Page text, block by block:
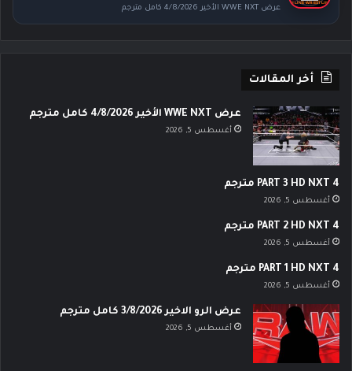
عرض WWE NXT الأخير 4/8/2026 كامل مترجم
أخر المقالات
عرض WWE NXT الأخير 4/8/2026 كامل مترجم
أغسطس 5, 2026
PART 3 HD NXT 4 مترجم
أغسطس 5, 2026
PART 2 HD NXT 4 مترجم
أغسطس 5, 2026
PART 1 HD NXT 4 مترجم
أغسطس 5, 2026
عرض الرو الاخير 3/8/2026 كامل مترجم
أغسطس 5, 2026